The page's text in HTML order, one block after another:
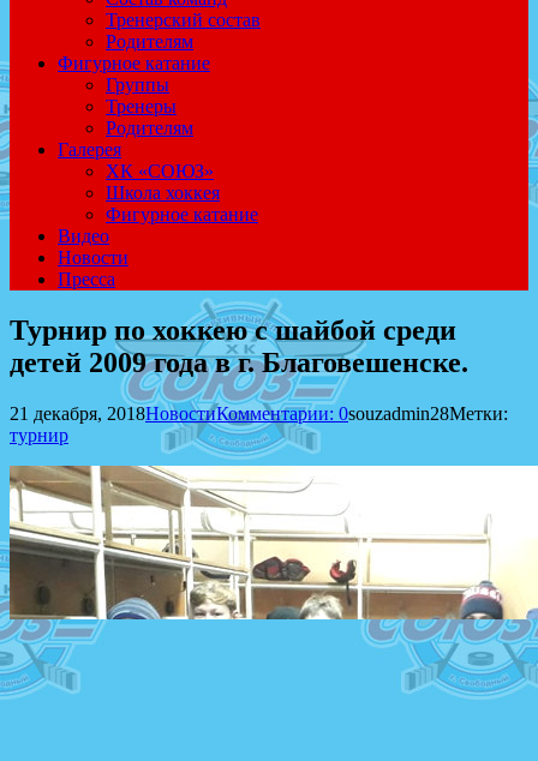
Тренерский состав
Родителям
Фигурное катание
Группы
Тренеры
Родителям
Галерея
ХК «СОЮЗ»
Школа хоккея
Фигурное катание
Видео
Новости
Пресса
Турнир по хоккею с шайбой среди
детей 2009 года в г. Благовешенске.
21 декабря, 2018НовостиКомментарии: 0souzadmin28Метки:
турнир